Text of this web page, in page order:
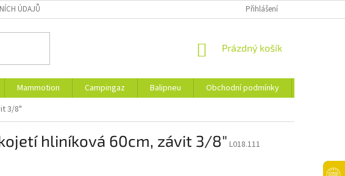
ÚDAJŮ Přihlášení
NÁKUPNÍ
Prázdný košík
Mammotion Campingaz Balipneu Obchodní podmínky
3/8"
hliníková 60cm, závit 3/8" L018.111